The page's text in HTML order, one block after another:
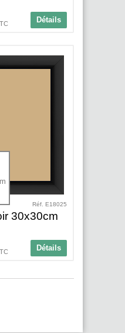
Détails
Réf. E18025
30x30cm
Détails